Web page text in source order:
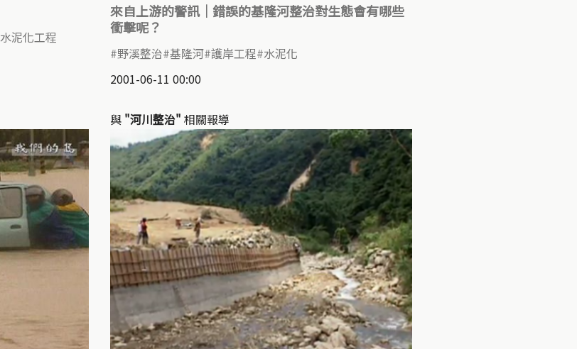
水泥化工程
來自上游的警訊｜錯誤的基隆河整治對生態會有哪些
衝擊呢？
野溪整治 基隆河 護岸工程 水泥化
2001-06-11 00:00
與 "河川整治" 相關報導